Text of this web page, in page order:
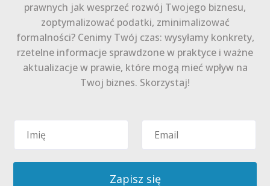
prawnych jak wesprzeć rozwój Twojego biznesu,
zoptymalizować podatki, zminimalizować
formalności? Cenimy Twój czas: wysyłamy konkrety,
rzetelne informacje sprawdzone w praktyce i ważne
aktualizacje w prawie, które mogą mieć wpływ na
Twoj biznes. Skorzystaj!
Zapisz się